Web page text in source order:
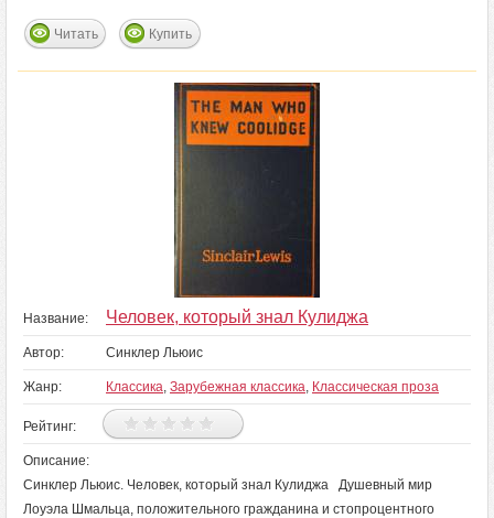
Читать Купить
Название: Человек, который знал Кулиджа
Автор: Синклер Льюис
Жанр: Классика, Зарубежная классика, Классическая проза
Рейтинг:
Описание:
Синклер Льюис. Человек, который знал Кулиджа Душевный мир
Лоуэла Шмальца, положительного гражданина и стопроцентного